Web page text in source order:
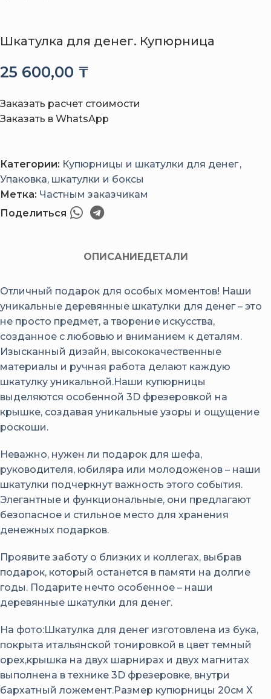
Шкатулка для денег. Купюрница
25 600,00 ₸
Заказать расчет стоимости
Заказать в WhatsApp
Категории: Купюрницы и шкатулки для денег,
Упаковка, шкатулки и боксы
Метка: Частным заказчикам
Поделиться
ОПИСАНИЕДЕТАЛИ
Отличный подарок для особых моментов! Наши
уникальные деревянные шкатулки для денег – это
не просто предмет, а творение искусства,
созданное с любовью и вниманием к деталям.
Изысканный дизайн, высококачественные
материалы и ручная работа делают каждую
шкатулку уникальной.Наши купюрницы
выделяются особенной 3D фрезеровкой на
крышке, создавая уникальные узоры и ощущение
роскоши.
Неважно, нужен ли подарок для шефа,
руководителя, юбиляра или молодоженов – наши
шкатулки подчеркнут важность этого события.
Элегантные и функциональные, они предлагают
безопасное и стильное место для хранения
денежных подарков.
Проявите заботу о близких и коллегах, выбрав
подарок, который останется в памяти на долгие
годы. Подарите нечто особенное – наши
деревянные шкатулки для денег.
На фото:Шкатулка для денег изготовлена из бука,
покрыта итальянской тонировкой в цвет темный
орех,крышка на двух шарнирах и двух магнитах
выполнена в технике 3D фрезеровке, внутри
бархатный ложемент.Размер купюрницы 20см Х